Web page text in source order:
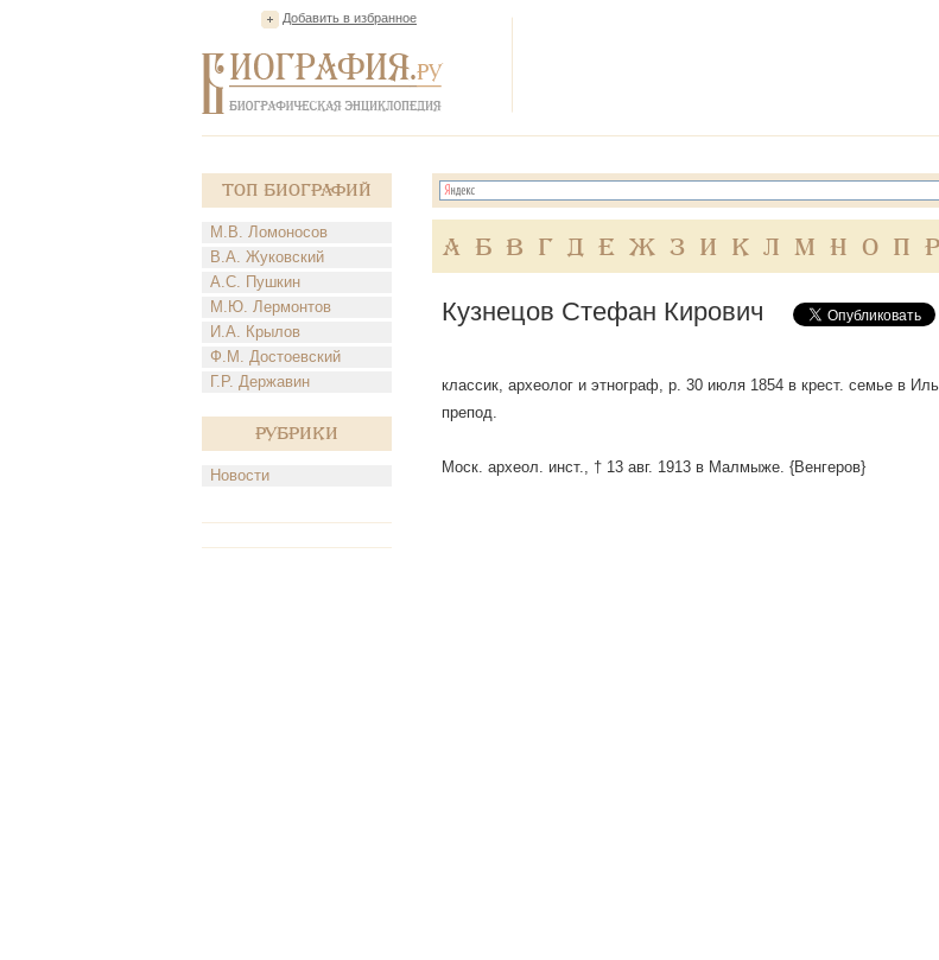
Добавить в избранное
Топ Биографий
М.В. Ломоносов
В.А. Жуковский
А.С. Пушкин
М.Ю. Лермонтов
И.А. Крылов
Ф.М. Достоевский
Г.Р. Державин
Рубрики
Новости
А Б В Г Д Е Ж З И К Л М Н О П Р
Кузнецов Стефан Кирович
классик, археолог и этнограф, р. 30 июля 1854 в крест. семье в
препод.
Моск. археол. инст., † 13 авг. 1913 в Малмыже. {Венгеров}